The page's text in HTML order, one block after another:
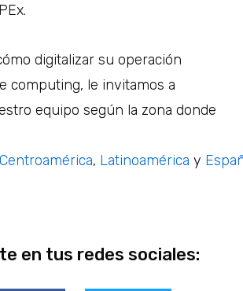
digitalizar su operación
computing, le invitamos a
equipo según la zona donde
Centroamérica, Latinoamérica y
en tus redes sociales: